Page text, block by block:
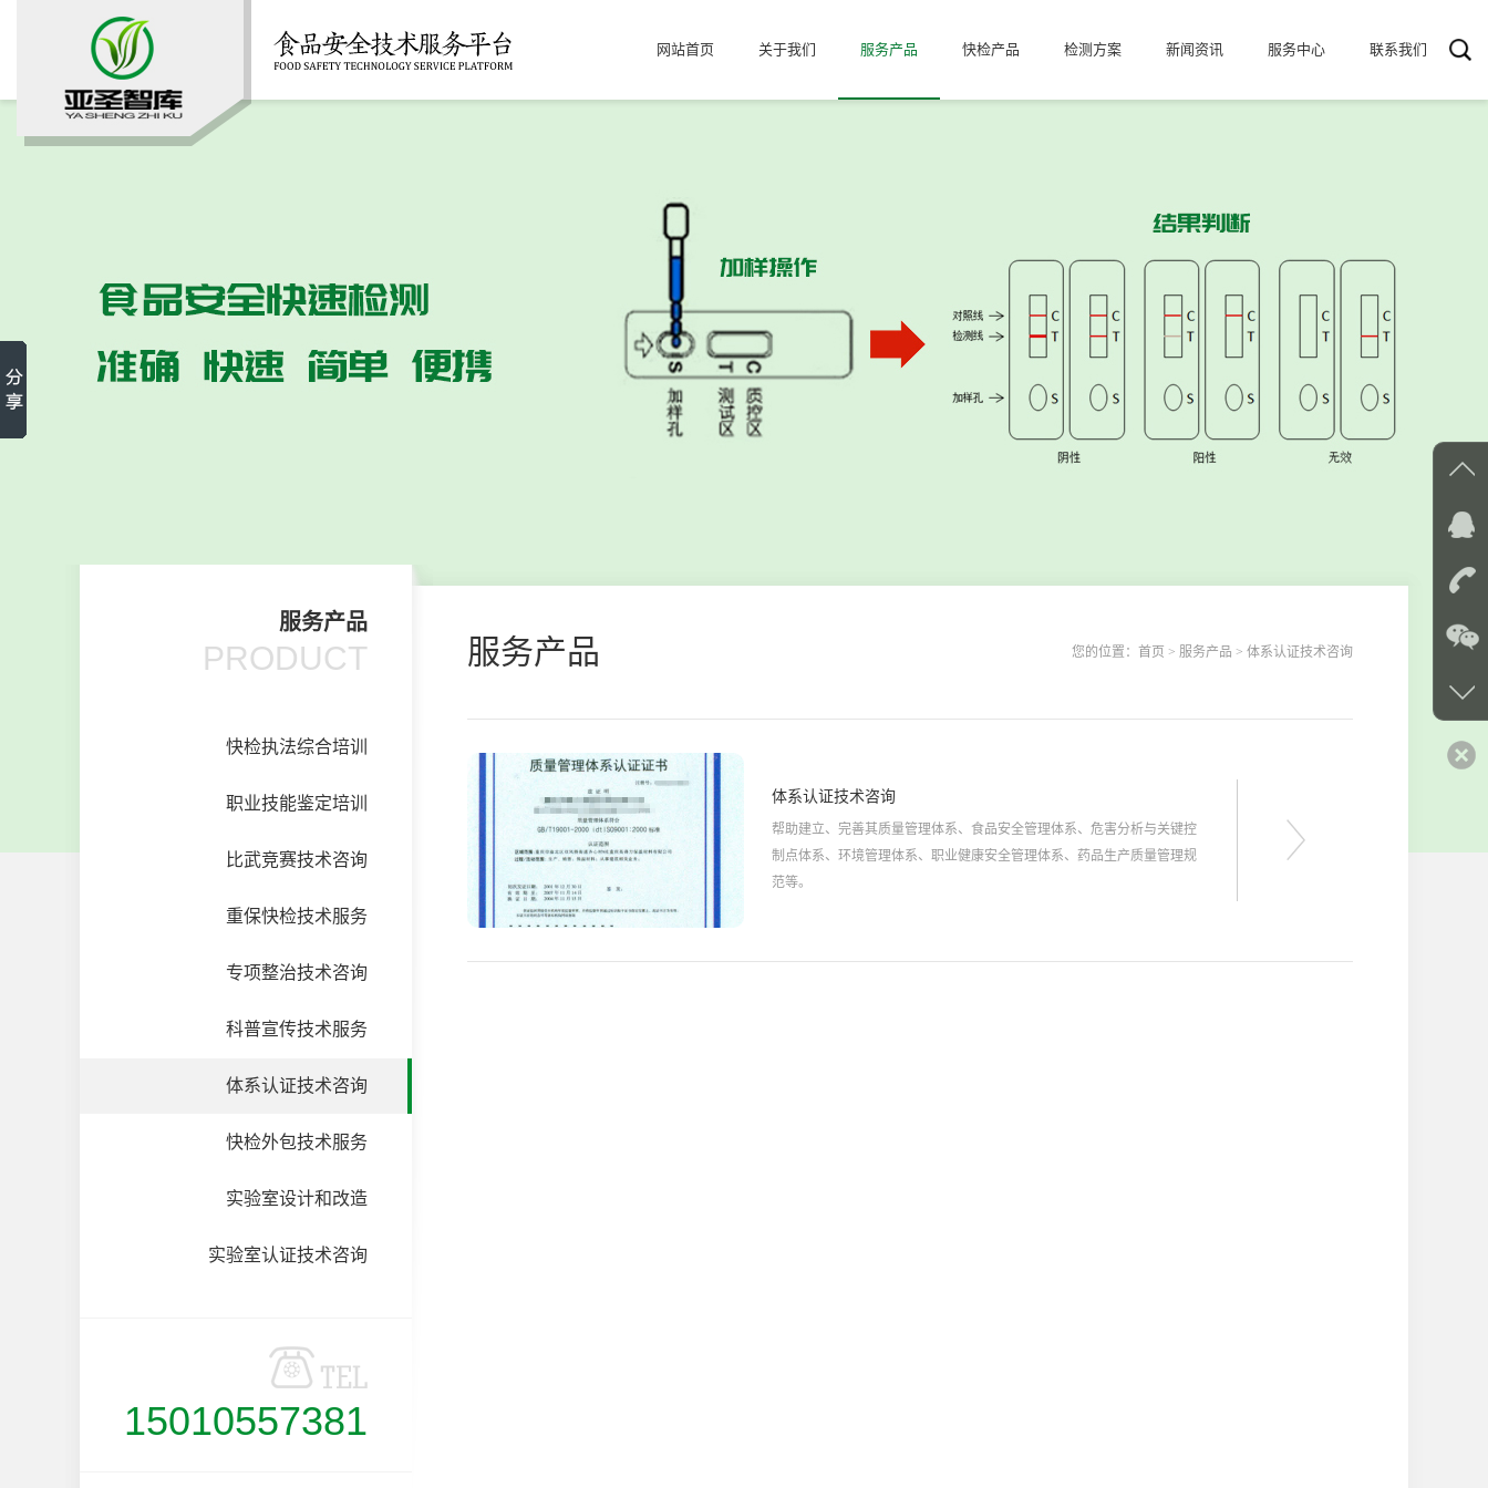
网站首页 关于我们 服务产品 快检产品 检测方案 新闻资讯 服务中心 联系我们
服务产品
PRODUCT
快检执法综合培训
职业技能鉴定培训
比武竞赛技术咨询
重保快检技术服务
专项整治技术咨询
科普宣传技术服务
体系认证技术咨询
快检外包技术服务
实验室设计和改造
实验室认证技术咨询
15010557381
服务产品 您的位置： 首页 > 服务产品 > 体系认证技术咨询
体系认证技术咨询
帮助建立、完善其质量管理体系、食品安全管理体系、危害分析与关键控
制点体系、环境管理体系、职业健康安全管理体系、药品生产质量管理规
范等。